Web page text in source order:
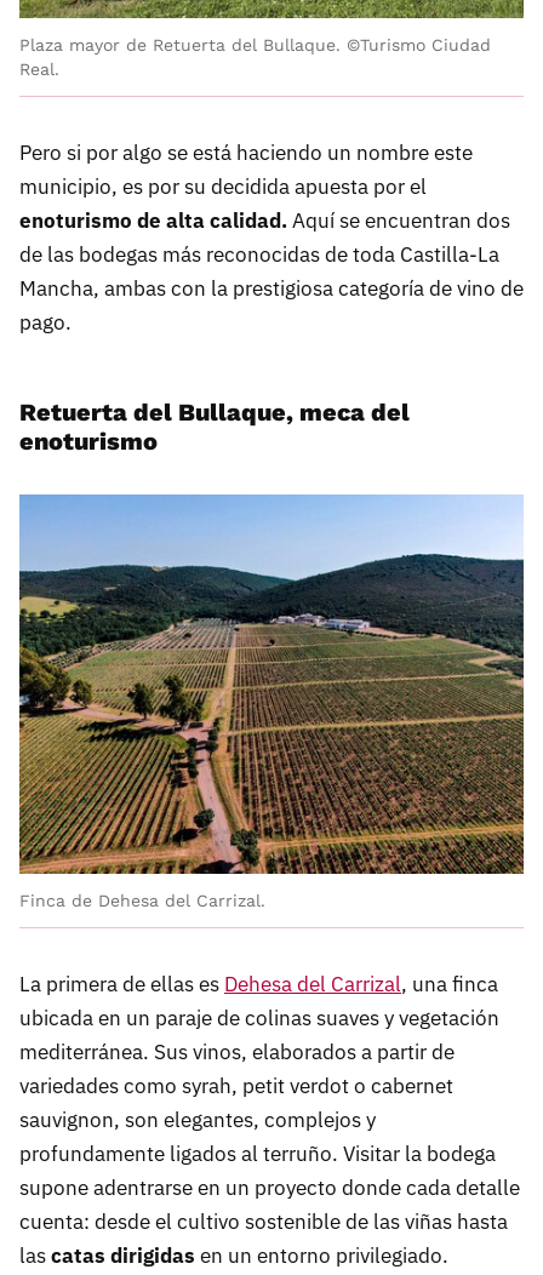
Plaza mayor de Retuerta del Bullaque. ©Turismo Ciudad
Real.
Pero si por algo se está haciendo un nombre este
municipio, es por su decidida apuesta por el
enoturismo de alta calidad.Aquí se encuentran dos
de las bodegas más reconocidas de toda Castilla-La
Mancha, ambas con la prestigiosa categoría de vino de
pago.
Retuerta del Bullaque, meca del
enoturismo
Finca de Dehesa del Carrizal.
La primera de ellas es Dehesa del Carrizal, una finca
ubicada en un paraje de colinas suaves y vegetación
mediterránea. Sus vinos, elaborados a partir de
variedades como syrah, petit verdot o cabernet
sauvignon, son elegantes, complejos y
profundamente ligados al terruño. Visitar la bodega
supone adentrarse en un proyecto donde cada detalle
cuenta: desde el cultivo sostenible de las viñas hasta
lascatas dirigidas en un entorno privilegiado.